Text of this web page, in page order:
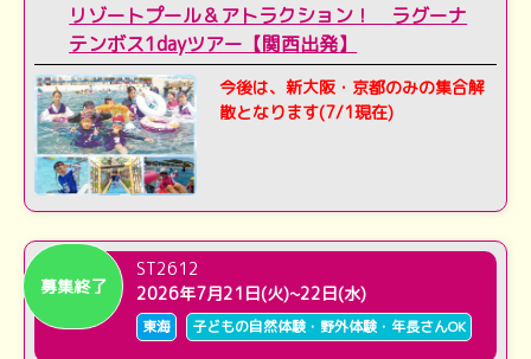
リゾートプール＆アトラクション！ ラグーナ
テンボス1dayツアー【関西出発】
今後は、新大阪・京都のみの集合解
散となります(7/1現在)
募集終了
ST2612
2026年7月21日(火)~22日(水)
東海 子どもの自然体験・野外体験・年長さんOK